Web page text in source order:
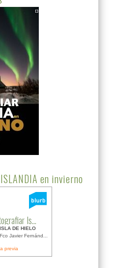
en invierno
Is...
DE HIELO
Javier Fernánd...
previa